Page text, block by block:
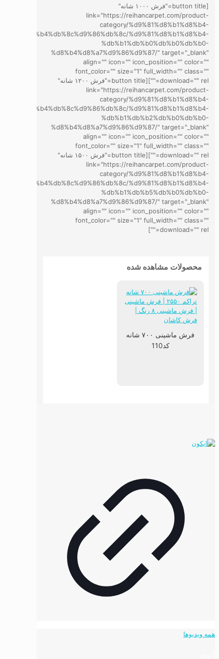
[button title="فرش ۱۰۰۰ شانه"
link="https://reihancarpet.com/product-
category/%d9%81%d8%b1%d8%b4-
%d9%81%d8%b1%d8%b4-
%db%b1%db%b0%db%b0%db%b0-
%d8%b4%d8%a7%d9%86%d9%87/" target="_blank"
align="" icon="" icon_position="" color=""
font_color="" size="1" full_width="" class=""
download="" rel=""][button title="فرش ۱۲۰۰ شانه"
link="https://reihancarpet.com/product-
category/%d9%81%d8%b1%d8%b4-
%d9%81%d8%b1%d8%b4-
%db%b1%db%b2%db%b0%db%b0-
%d8%b4%d8%a7%d9%86%d9%87/" target="_blank"
align="" icon="" icon_position="" color=""
font_color="" size="1" full_width="" class=""
download="" rel=""][button title="فرش ۱۵۰۰ شانه"
link="https://reihancarpet.com/product-
category/%d9%81%d8%b1%d8%b4-
%d9%81%d8%b1%d8%b4-
%db%b1%db%b5%db%b0%db%b0-
%d8%b4%d8%a7%d9%86%d9%87/" target="_blank"
align="" icon="" icon_position="" color=""
font_color="" size="1" full_width="" class=""
download="" rel=""]
محصولات مشاهده شده
فرش ماشینی ۷۰۰ شانه
کد110
همه ویدیوها